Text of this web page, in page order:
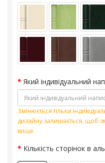
Який індивідуальний
Змінюється тільки
дизайну залишається, щоб
вище.
Кількість сторінок в